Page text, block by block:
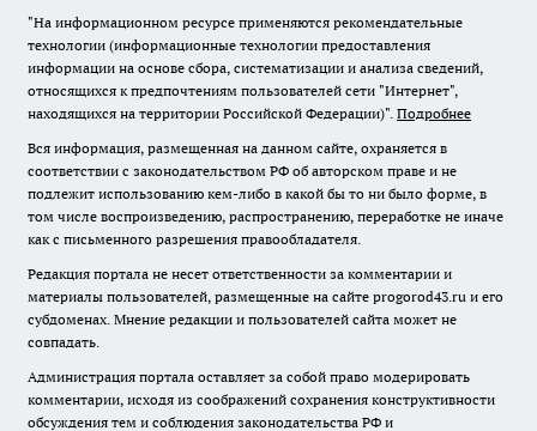
"На информационном ресурсе применяются рекомендательные
технологии (информационные технологии предоставления
информации на основе сбора, систематизации и анализа сведений,
относящихся к предпочтениям пользователей сети "Интернет",
находящихся на территории Российской Федерации)". Подробнее
Вся информация, размещенная на данном сайте, охраняется в
соответствии с законодательством РФ об авторском праве и не
подлежит использованию кем-либо в какой бы то ни было форме, в
том числе воспроизведению, распространению, переработке не иначе
как с письменного разрешения правообладателя.
Редакция портала не несет ответственности за комментарии и
материалы пользователей, размещенные на сайте progorod43.ru и его
субдоменах. Мнение редакции и пользователей сайта может не
совпадать.
Администрация портала оставляет за собой право модерировать
комментарии, исходя из соображений сохранения конструктивности
обсуждения тем и соблюдения законодательства РФ и